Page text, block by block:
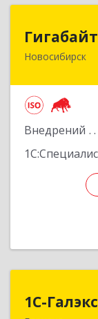
Гигабайт
Новосибирск
Внедрений
630099,
1С-